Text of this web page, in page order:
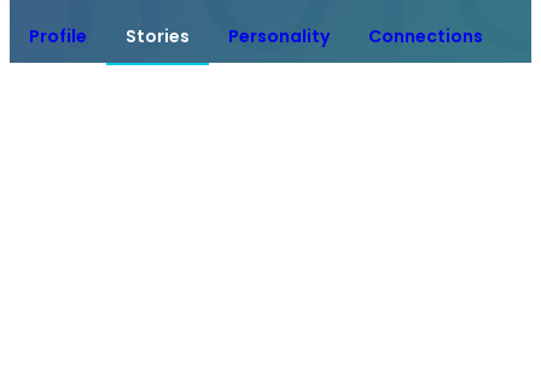
Profile Stories Personality Connections